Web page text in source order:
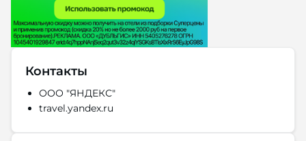
Контакты
ООО "ЯНДЕКС"
travel.yandex.ru